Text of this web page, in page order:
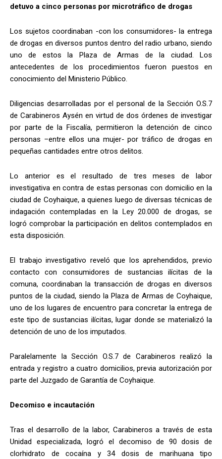
detuvo a cinco personas por microtráfico de drogas
Los sujetos coordinaban -con los consumidores- la entrega
de drogas en diversos puntos dentro del radio urbano, siendo
uno de estos la Plaza de Armas de la ciudad. Los
antecedentes de los procedimientos fueron puestos en
conocimiento del Ministerio Público.
Diligencias desarrolladas por el personal de la Sección O.S.7
de Carabineros Aysén en virtud de dos órdenes de investigar
por parte de la Fiscalía, permitieron la detención de cinco
personas –entre ellos una mujer- por tráfico de drogas en
pequeñas cantidades entre otros delitos.
Lo anterior es el resultado de tres meses de labor
investigativa en contra de estas personas con domicilio en la
ciudad de Coyhaique, a quienes luego de diversas técnicas de
indagación contempladas en la Ley 20.000 de drogas, se
logró comprobar la participación en delitos contemplados en
esta disposición.
El trabajo investigativo reveló que los aprehendidos, previo
contacto con consumidores de sustancias ilícitas de la
comuna, coordinaban la transacción de drogas en diversos
puntos de la ciudad, siendo la Plaza de Armas de Coyhaique,
uno de los lugares de encuentro para concretar la entrega de
este tipo de sustancias ilícitas, lugar donde se materializó la
detención de uno de los imputados.
Paralelamente la Sección O.S.7 de Carabineros realizó la
entrada y registro a cuatro domicilios, previa autorización por
parte del Juzgado de Garantía de Coyhaique.
Decomiso e incautación
Tras el desarrollo de la labor, Carabineros a través de esta
Unidad especializada, logró el decomiso de 90 dosis de
clorhidrato de cocaína y 34 dosis de marihuana tipo